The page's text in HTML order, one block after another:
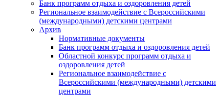
Банк программ отдыха и оздоровления детей
Региональное взаимодействие с Всероссийскими
(международными) детскими центрами
Архив
Нормативные документы
Банк программ отдыха и оздоровления детей
Областной конкурс программ отдыха и
оздоровления детей
Региональное взаимодействие с
Всероссийскими (международными) детскими
центрами